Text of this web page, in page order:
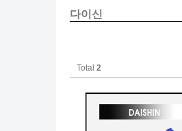
다이신
Total 2